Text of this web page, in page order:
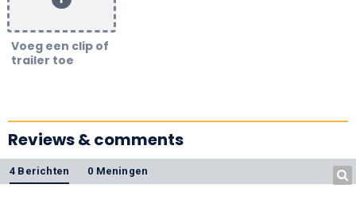
Voeg een clip of
trailer toe
Reviews & comments
4 Berichten 0 Meningen